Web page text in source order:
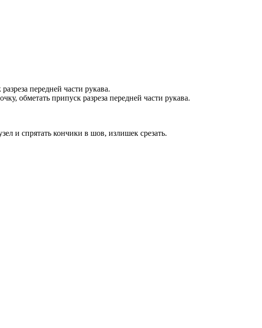
передней части рукава.
обметать припуск разреза передней части рукава.
и спрятать кончики в шов, излишек срезать.